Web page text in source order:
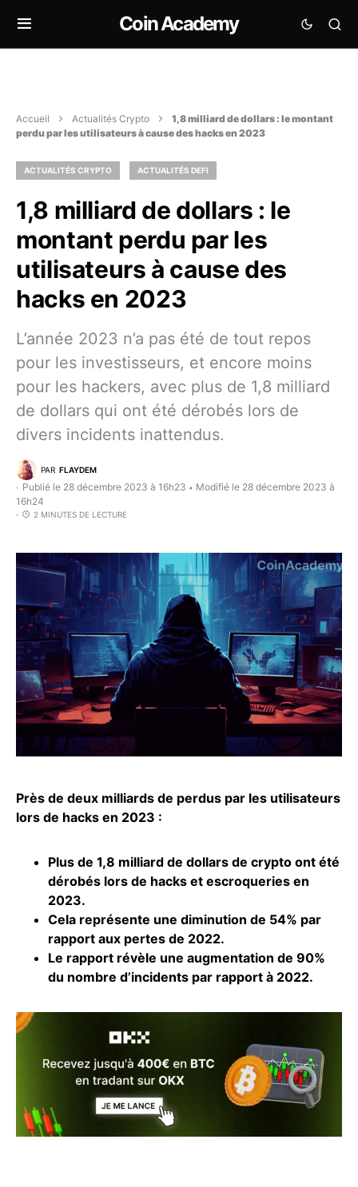
Coin Academy
Accueil Actualités Crypto
1,8 milliard de dollars : le montant
perdu par les utilisateurs à cause des hacks en 2023
ACTUALITÉS CRYPTO ACTUALITÉS DEFI
1,8 milliard de dollars : le
montant perdu par les
utilisateurs à cause des
hacks en 2023
L’année 2023 n’a pas été de tout repos
pour les investisseurs, et encore moins
pour les hackers, avec plus de 1,8 milliard
de dollars qui ont été dérobés lors de
divers incidents inattendus.
PAR FLAYDEM
Publié le 28 décembre 2023 à 16h23 • Modifié le 28 décembre 2023 à
16h24
2 MINUTES DE LECTURE
Près de deux milliards de perdus par les utilisateurs
lors de hacks en 2023 :
Plus de 1,8 milliard de dollars de crypto ont été
dérobés lors de hacks et escroqueries en
2023.
Cela représente une diminution de 54% par
rapport aux pertes de 2022.
Le rapport révèle une augmentation de 90%
du nombre d’incidents par rapport à 2022.